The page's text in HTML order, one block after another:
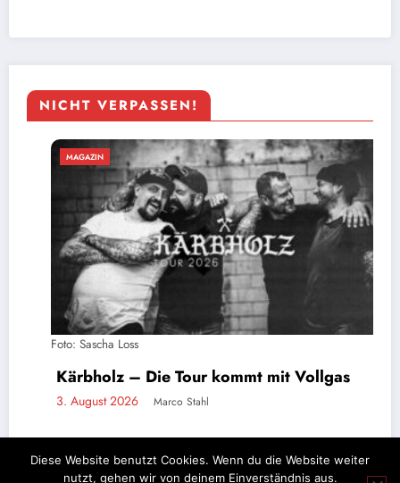
NICHT VERPASSEN!
Foto: Sascha Loss
Kärbholz – Die Tour kommt mit Vollgas
3. August 2026 Marco Stahl
Diese Website benutzt Cookies. Wenn du die Website weiter
nutzt, gehen wir von deinem Einverständnis aus.